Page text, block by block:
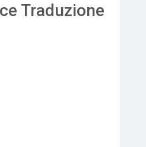
Traduzione